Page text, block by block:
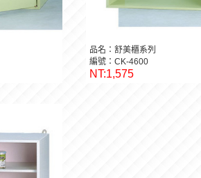
品名：舒美櫃系列
編號：CK-4600
NT:1,575